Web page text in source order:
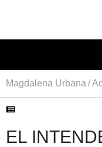
Magdalena Urbana
EL